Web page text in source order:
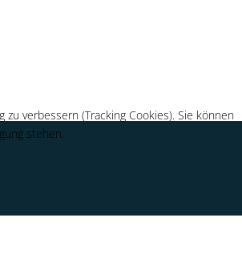
verbessern (Tracking Cookies). Sie können
stehen.